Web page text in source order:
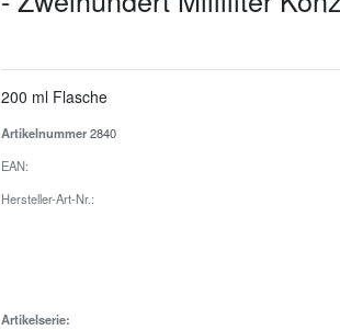
200 ml Flasche
Artikelnummer2840
EAN:
Hersteller-Art-Nr.:
Artikelserie: